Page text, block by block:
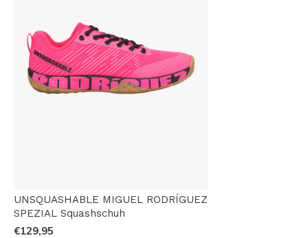
UNSQUASHABLE MIGUEL RODRÍGUEZ
SPEZIAL Squashschuh
€129,95